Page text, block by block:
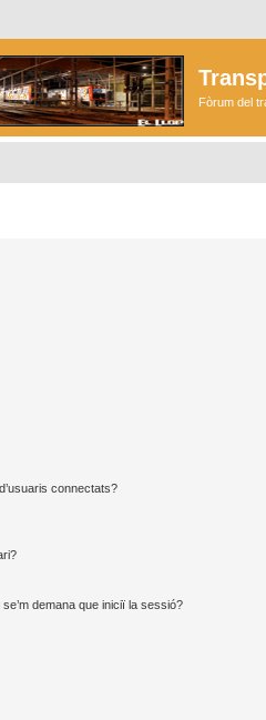
Fòrum del
connectats?
demana que iniciï la sessió?